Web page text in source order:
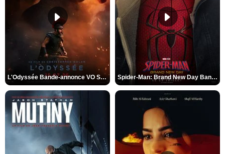
L'Odyssée Bande-annonce VO STFR Spider-Man: Brand New Day Bande-annonce VO STFR